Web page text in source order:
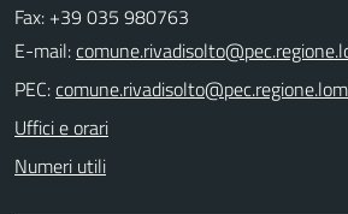
Fax: +39 035 980763
E-mail:
PEC:
Uffici e orari
Numeri utili